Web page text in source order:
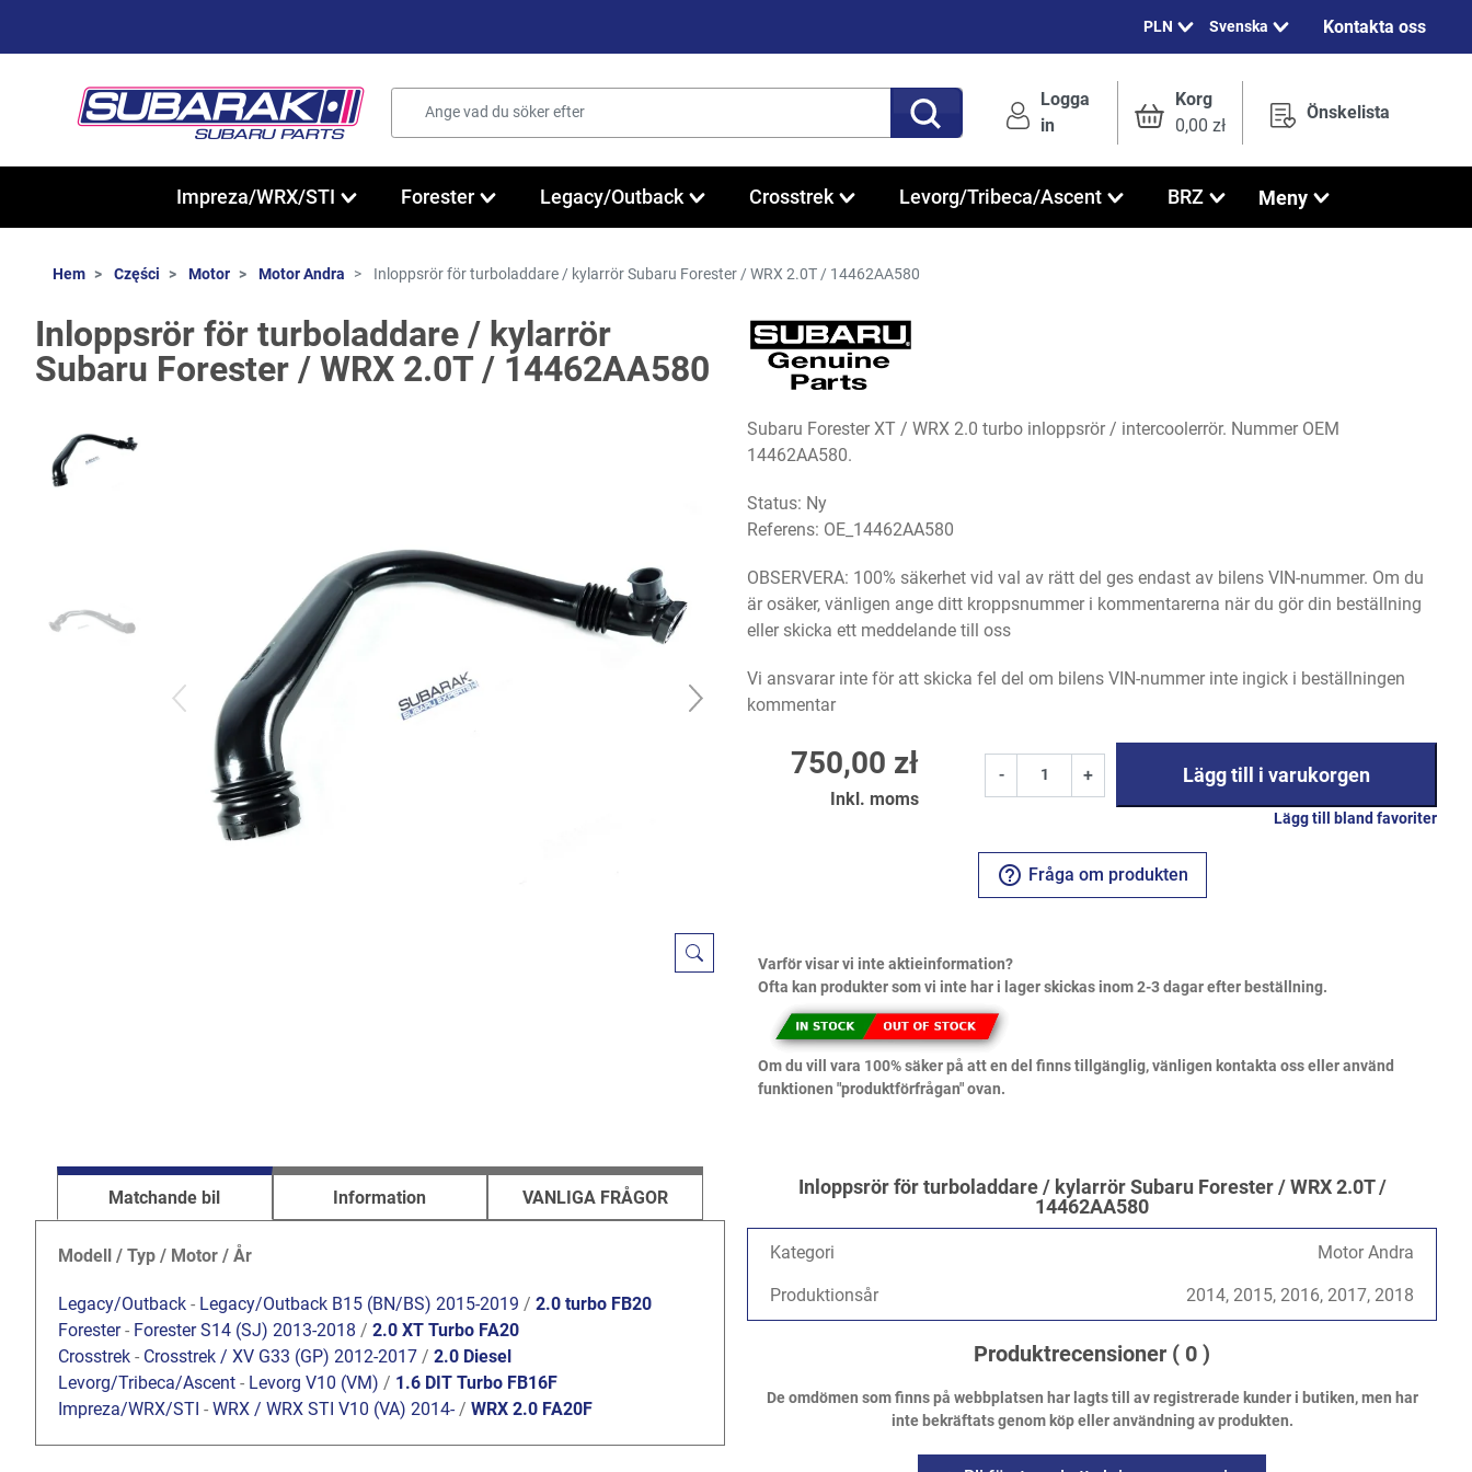
Svenska Kontakta oss
Logga
in
Korg
0,00 zł
Önskelista
Impreza/WRX/STI Forester Legacy/Outback Crosstrek Levorg/Tribeca/Ascent BRZ Meny
Hem Części Motor Motor Andra Inloppsrör för turboladdare / kylarrör Subaru Forester / WRX 2.0T / 14462AA580
Inloppsrör för turboladdare / kylarrör
Subaru Forester / WRX 2.0T / 14462AA580
Subaru Forester XT / WRX 2.0 turbo inloppsrör / intercoolerrör. Nummer OEM
14462AA580.
Status: Ny
Referens: OE_14462AA580
OBSERVERA: 100% säkerhet vid val av rätt del ges endast av bilens VIN-nummer. Om du
är osäker, vänligen ange ditt kroppsnummer i kommentarerna när du gör din beställning
eller skicka ett meddelande till oss
Vi ansvarar inte för att skicka fel del om bilens VIN-nummer inte ingick i beställningen
kommentar
750,00 zł
Inkl. moms
- + Lägg till i varukorgen
Lägg till bland favoriter
help_outline Fråga om produkten
Varför visar vi inte aktieinformation?
Ofta kan produkter som vi inte har i lager skickas inom 2-3 dagar efter beställning.
Om du vill vara 100% säker på att en del finns tillgänglig, vänligen kontakta oss eller använd
funktionen "produktförfrågan" ovan.
Matchande bil Information VANLIGA FRÅGOR
Modell / Typ / Motor / År
Legacy/Outback - Legacy/Outback B15 (BN/BS) 2015-2019 / 2.0 turbo FB20
Forester- Forester S14 (SJ) 2013-2018 / 2.0 XT Turbo FA20
Crosstrek - Crosstrek / XV G33 (GP) 2012-2017 / 2.0 Diesel
Levorg/Tribeca/Ascent - Levorg V10 (VM) / 1.6 DIT Turbo FB16F
Impreza/WRX/STI - WRX / WRX STI V10 (VA) 2014-/ WRX 2.0 FA20F
Inloppsrör för turboladdare / kylarrör Subaru Forester / WRX 2.0T /
14462AA580
Kategori Motor Andra
Produktionsår 2014, 2015, 2016, 2017, 2018
Produktrecensioner ( 0 )
De omdömen som finns på webbplatsen har lagts till av registrerade kunder i butiken, men har
inte bekräftats genom köp eller användning av produkten.